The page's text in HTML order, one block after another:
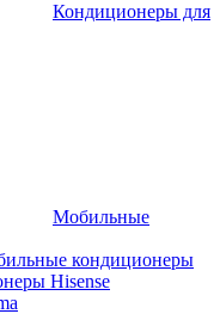
Кондиционеры для
Мобильные
кондиционеры
Hisense